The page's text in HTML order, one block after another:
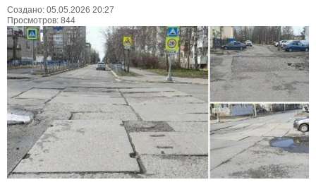
Создано: 05.05.2026 20:27
Просмотров: 844